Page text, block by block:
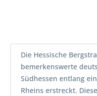
Die Hessische
bemerkenswerte
Südhessen entlang
Rheins erstreckt.